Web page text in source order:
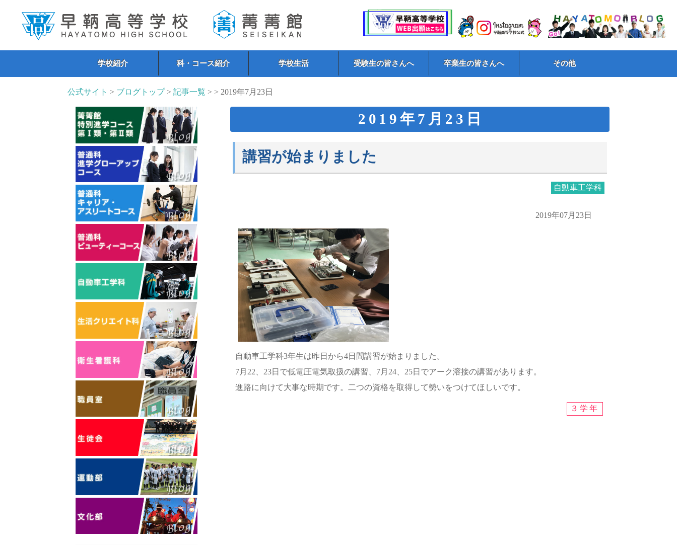
学校紹介 科・コース紹介 学校生活 受験生の皆さんへ 卒業生の皆さんへ その他
公式サイト > ブログトップ>記事一覧 > > 2019年7月23日
2019年7月23日
講習が始まりました
自動車工学科
2019年07月23日
自動車工学科3年生は昨日から4日間講習が始まりました。
7月22、23日で低電圧電気取扱の講習、7月24、25日でアーク溶接の講習があります。
進路に向けて大事な時期です。二つの資格を取得して勢いをつけてほしいです。
３学年